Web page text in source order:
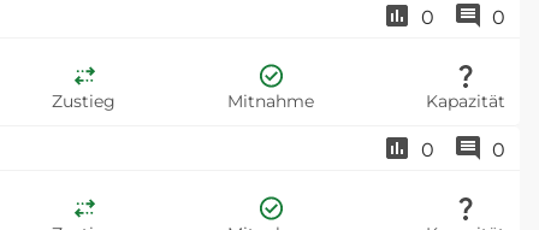
0 0
Zustieg
Mitnahme Kapazität
0 0